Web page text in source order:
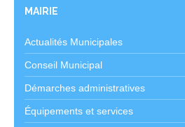
MAIRIE
Actualités Municipales
Conseil Municipal
Démarches administratives
Équipements et services